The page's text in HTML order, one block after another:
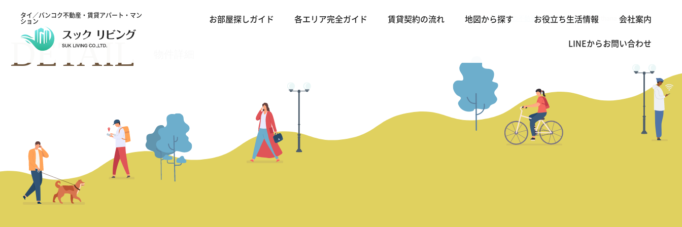
タイ／バンコク不動産・賃貸アパート・マン
ション
お部屋探しガイド 各エリア完全ガイド 賃貸契約の流れ 地図から探す お役立ち生活情報 会社案内
LINEからお問い合わせ
バンコクの不動産・賃貸 TOP>2BED>Kirthana Residence
DETAIL